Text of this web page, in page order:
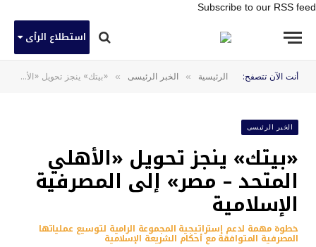
Subscribe to our RSS feed
استطلاع الرأى
أنت الآن تتصفح: الرئيسية » الخبر الرئيسى » «بيتك» ينجز تحويل «الأهلي المتحد – مصر» إلى المصرفية الإسلامية
الخبر الرئيسى
«بيتك» ينجز تحويل «الأهلي
المتحد – مصر» إلى المصرفية
الإسلامية
خطوة مهمة لدعم إستراتيجية المجموعة الرامية لتوسيع عملياتها
المصرفية المتوافقة مع أحكام الشريعة الإسلامية